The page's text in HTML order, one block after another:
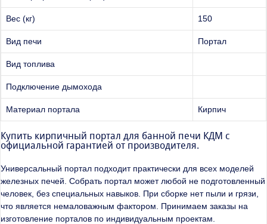
Вес (кг) 150
Вид печи Портал
Вид топлива
Подключение дымохода
Материал портала Кирпич
Купить кирпичный портал для банной печи КДМ с
официальной гарантией от производителя.
Универсальный портал подходит практически для всех моделей
железных печей. Собрать портал может любой не подготовленный
человек, без специальных навыков. При сборке нет пыли и грязи,
что является немаловажным фактором. Принимаем заказы на
изготовление порталов по индивидуальным проектам.